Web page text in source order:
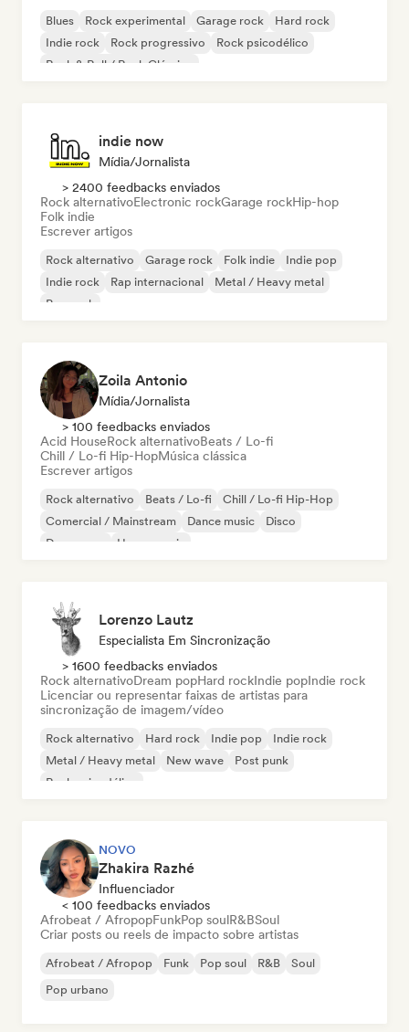
Blues Rock experimental Garage rock
Hard rock
Indie rock
Rock progressivo
Rock psicodélico
Rock & Roll / Rock Clássico
indie now
Mídia/Jornalista
> 2400 feedbacks enviados
Rock alternativoElectronic rockGarage rockHip-hop
Folk indie
Escrever artigos
Rock alternativo Garage rock Folk indie
Indie pop
Indie rock
Rap internacional
Metal / Heavy metal
Pop rock
Zoila Antonio
Mídia/Jornalista
> 100 feedbacks enviados
Acid HouseRock alternativoBeats / Lo-fi
Chill / Lo-fi Hip-HopMúsica clássica
Escrever artigos
Rock alternativo Beats / Lo-fi
Chill / Lo-fi Hip-Hop
Comercial / Mainstream
Dance music
Disco
Dream pop
House music
Lorenzo Lautz
Especialista Em Sincronização
> 1600 feedbacks enviados
Rock alternativoDream popHard rockIndie popIndie rock
Licenciar ou representar faixas de artistas para
sincronização de imagem/vídeo
Rock alternativo Hard rock Indie pop
Indie rock
Metal / Heavy metal
New wave
Post punk
Rock psicodélico
NOVO
Zhakira Razhé
Influenciador
< 100 feedbacks enviados
Afrobeat / AfropopFunkPop soulR&BSoul
Criar posts ou reels de impacto sobre artistas
Afrobeat / Afropop Funk Pop soul R&B
Soul
Pop urbano